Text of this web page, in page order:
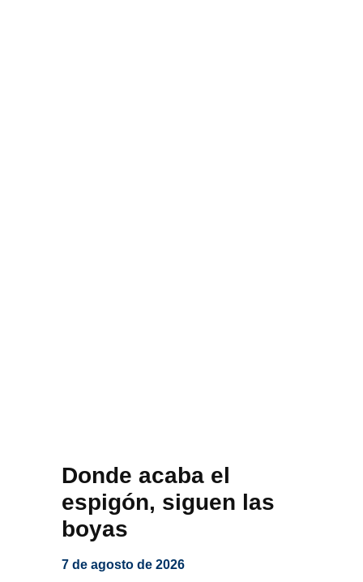
Donde acaba el
espigón, siguen las
boyas
7 de agosto de 2026